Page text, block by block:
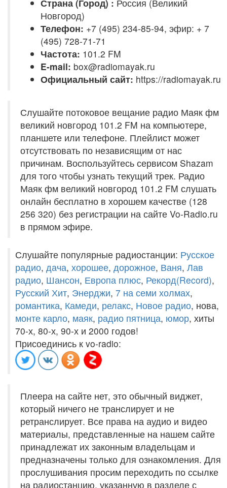
Страна (Город) : Россия (Великий
Новгород)
Телефон: +7 (495) 234-85-94, эфир: + 7
(495) 728-71-71
Частота: 101.2 FM
E-mail: box@radiomayak.ru
Официальный сайт: https://radiomayak.ru
Слушайте потоковое вещание радио Маяк фм
великий новгород 101.2 FM на компьютере,
планшете или телефоне. Плейлист может
отсутствовать по независящим от нас
причинам. Воспользуйтесь сервисом Shazam
для того чтобы узнать текущий трек. Радио
Маяк фм великий новгород 101.2 FM слушать
онлайн бесплатно в хорошем качестве (128
256 320) без регистрации на сайте Vo-Radio.ru
в прямом эфире.
Слушайте популярные радиостанции: Русское
радио, дача, хорошее, дорожное, Ваня, Лав
радио, Шансон, Европа плюс, Рекорд(Record),
Русский Хит, Энерджи, 7 на семи холмах,
романтика, Камеди, релакс, Новое радио, нова,
монте карло, маяк, радио пятница, юмор, хиты
70-х, 80-х, 90-х и 2000 годов!
Присоединись к vo-radio:
Плеера на сайте нет, это обычный виджет,
который ничего не транслирует и не
ретранслирует. Все права на аудио и видео
материалы, представленные на нашем сайте
принадлежат их законным владельцам и
предназначены только для ознакомления. Для
прослушивания просим переходить по ссылке
на радиостанцию, указанную в разделе с